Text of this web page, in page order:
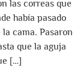
las correas que
había pasado
cama. Pasaron
que la aguja
[…]